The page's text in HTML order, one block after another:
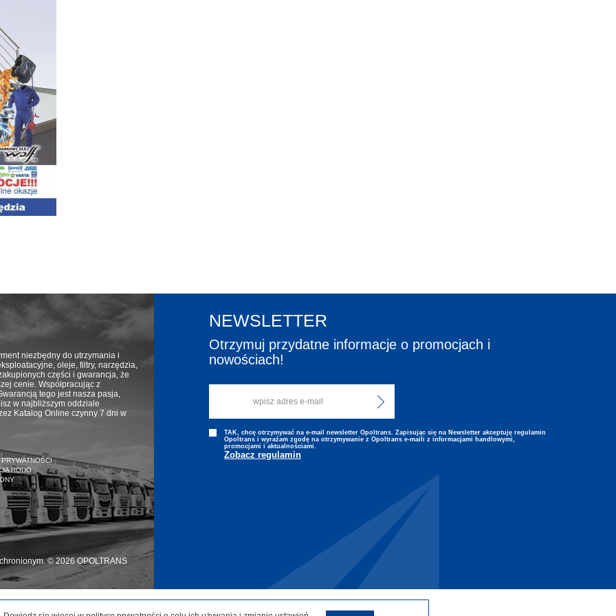
niezbędny do utrzymania i
oleje, filtry, narzędzia,
części i gwarancja, że
cenie. Współpracując z
tego jest nasza pasja,
w najbliższym oddziale
Katalog Online czynny 7 dni w
RODO
© 2026 OPOLTRANS
NEWSLETTER
Otrzymuj przydatne informacje o promocjach i
nowościach!
TAK, chcę otrzymywać na e-mail newsletter Opoltrans. Zapisując się na Newsletter akceptuję regulamin
Opoltrans i wyraźam zgodę na otrzymywanie z Opoltrans e-maili z informacjami handlowymi,
promocjami i aktualnościami.
Zobacz regulamin